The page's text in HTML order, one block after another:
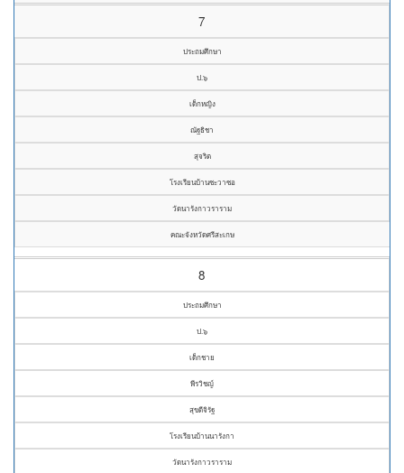
7
ประถมศึกษา
ป.๖
เด็กหญิง
ณัฐธิชา
สุจริต
โรงเรียนบ้านซะวาซอ
วัดนารังกาวราราม
คณะจังหวัดศรีสะเกษ
8
ประถมศึกษา
ป.๖
เด็กชาย
พีรวิชญ์
สุขดีจิรัฐ
โรงเรียนบ้านนารังกา
วัดนารังกาวราราม